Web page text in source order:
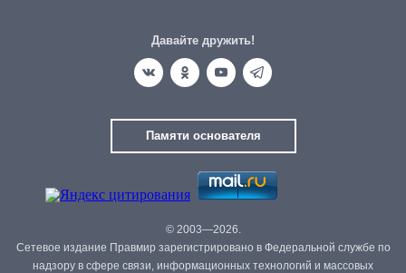
Давайте дружить!
Памяти основателя
© 2003—2026.
Сетевое издание Правмир зарегистрировано в Федеральной службе по
надзору в сфере связи, информационных технологий и массовых